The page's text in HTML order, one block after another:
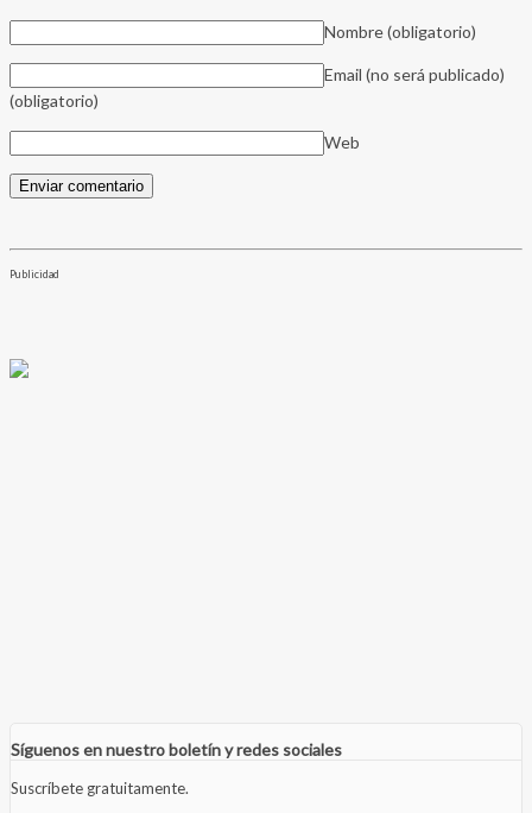
Nombre(obligatorio)
Email (no será publicado)
(obligatorio)
Web
Publicidad
Síguenos en nuestro boletín y redes sociales
Suscríbete gratuitamente.